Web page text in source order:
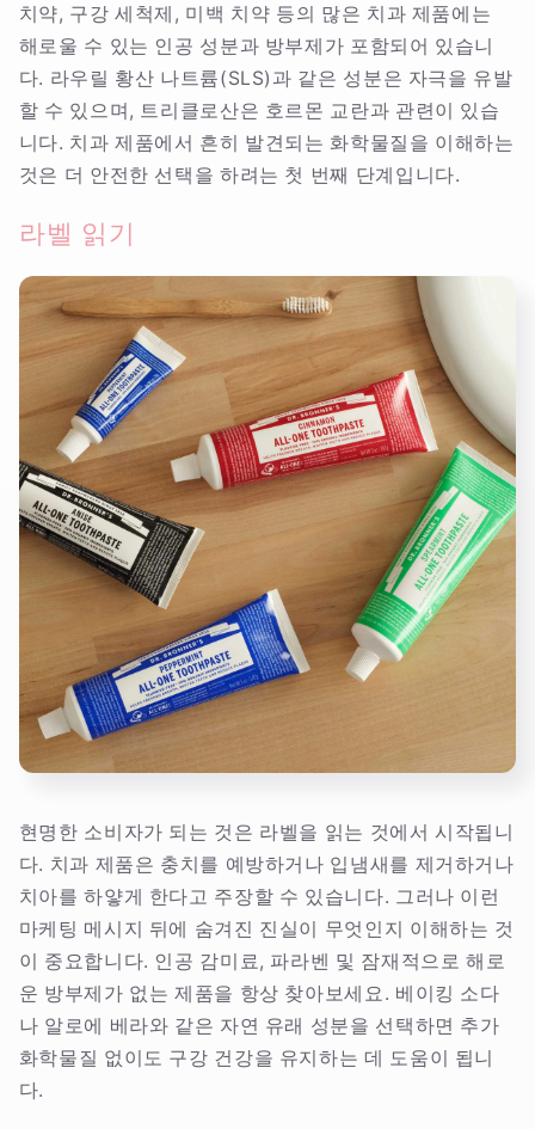
치약, 구강 세척제, 미백 치약 등의 많은 치과 제품에는
해로울 수 있는 인공 성분과 방부제가 포함되어 있습니
다. 라우릴 황산 나트륨(SLS)과 같은 성분은 자극을 유발
할 수 있으며, 트리클로산은 호르몬 교란과 관련이 있습
니다. 치과 제품에서 흔히 발견되는 화학물질을 이해하는
것은 더 안전한 선택을 하려는 첫 번째 단계입니다.
라벨 읽기
현명한 소비자가 되는 것은 라벨을 읽는 것에서 시작됩니
다. 치과 제품은 충치를 예방하거나 입냄새를 제거하거나
치아를 하얗게 한다고 주장할 수 있습니다. 그러나 이런
마케팅 메시지 뒤에 숨겨진 진실이 무엇인지 이해하는 것
이 중요합니다. 인공 감미료, 파라벤 및 잠재적으로 해로
운 방부제가 없는 제품을 항상 찾아보세요. 베이킹 소다
나 알로에 베라와 같은 자연 유래 성분을 선택하면 추가
화학물질 없이도 구강 건강을 유지하는 데 도움이 됩니
다.